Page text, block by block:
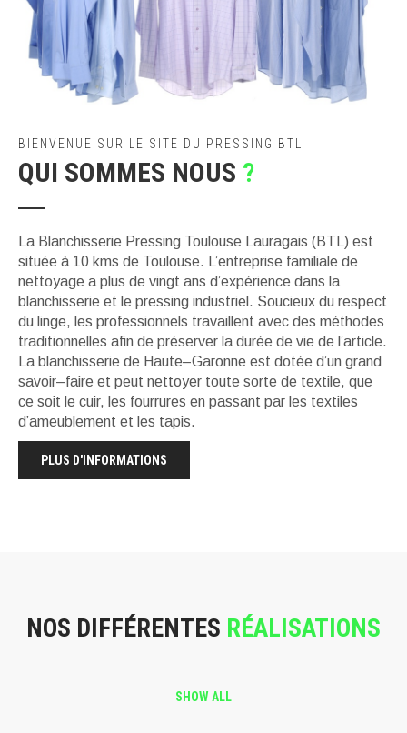
BIENVENUE SUR LE SITE DU PRESSING BTL
QUI SOMMES NOUS ?
La Blanchisserie Pressing Toulouse Lauragais (BTL) est
située à 10 kms de Toulouse. L’entreprise familiale de
nettoyage a plus de vingt ans d’expérience dans la
blanchisserie et le pressing industriel. Soucieux du respect
du linge, les professionnels travaillent avec des méthodes
traditionnelles afin de préserver la durée de vie de l’article.
La blanchisserie de Haute–Garonne est dotée d’un grand
savoir–faire et peut nettoyer toute sorte de textile, que
ce soit le cuir, les fourrures en passant par les textiles
d’ameublement et les tapis.
PLUS D'INFORMATIONS
NOS DIFFÉRENTES RÉALISATIONS
SHOW ALL